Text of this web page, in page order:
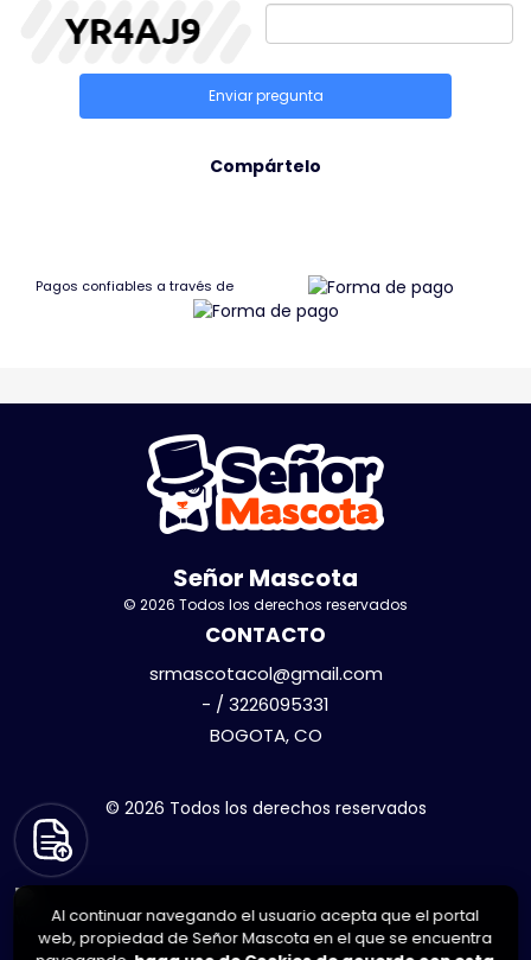
Enviar pregunta
Compártelo
Pagos confiables a través de
Señor Mascota
© 2026 Todos los derechos reservados
CONTACTO
srmascotacol@gmail.com
- / 3226095331
BOGOTA, CO
© 2026 Todos los derechos reservados
Al continuar navegando el usuario acepta que el portal
web, propiedad de Señor Mascota en el que se encuentra